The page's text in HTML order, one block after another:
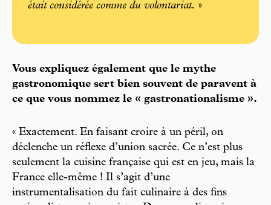
était considérée comme du volontariat. »
Vous expliquez également que le mythe
gastronomique sert bien souvent de paravent à
ce que vous nommez le « gastronationalisme ».
« Exactement. En faisant croire à un péril, on
déclenche un réflexe d’union sacrée. Ce n’est plus
seulement la cuisine française qui est en jeu, mais la
France elle-même ! Il s’agit d’une
instrumentalisation du fait culinaire à des fins